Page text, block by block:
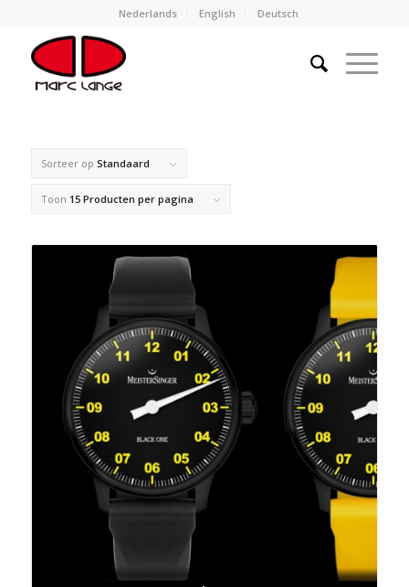
Nederlands English Deutsch
Sorteer op Standaard
Toon 15 Producten per pagina